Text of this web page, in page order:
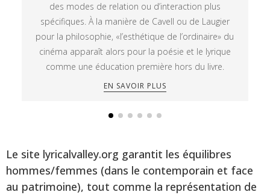
des modes de relation ou d’interaction plus
spécifiques. À la manière de Cavell ou de Laugier
pour la philosophie, «l’esthétique de l’ordinaire» du
cinéma apparaît alors pour la poésie et le lyrique
comme une éducation première hors du livre.
EN SAVOIR PLUS
Le site lyricalvalley.org garantit les équilibres
hommes/femmes (dans le contemporain et face
au patrimoine), tout comme la représentation de